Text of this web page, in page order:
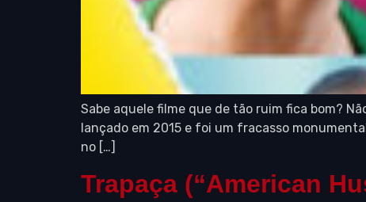
Sabe aquele filme que de tão ruim fica bom?
lançado em 2015 e foi um fracasso
no […]
Trapaça (“American